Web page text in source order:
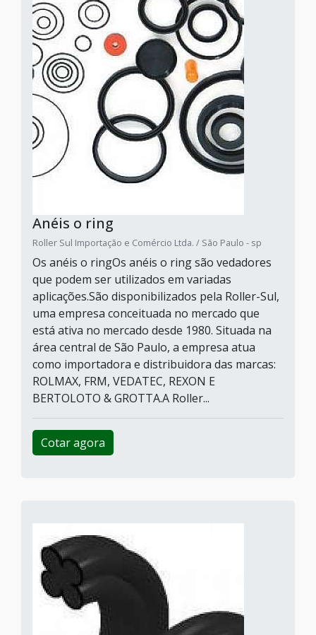
Anéis o ring
Roller Sul Importação e Comércio Ltda. / São Paulo - sp
Os anéis o ringOs anéis o ring são vedadores
que podem ser utilizados em variadas
aplicações.São disponibilizados pela Roller-Sul,
uma empresa conceituada no mercado que
está ativa no mercado desde 1980. Situada na
área central de São Paulo, a empresa atua
como importadora e distribuidora das marcas:
ROLMAX, FRM, VEDATEC, REXON E
BERTOLOTO & GROTTA.A Roller...
Cotar agora